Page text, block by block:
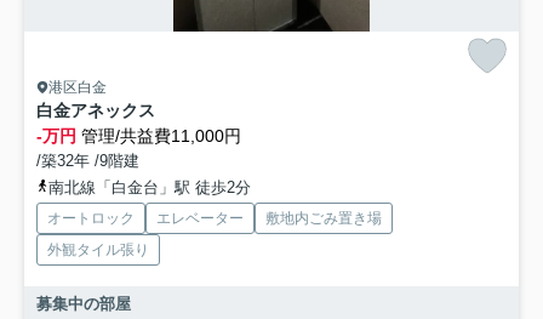
港区白金
白金アネックス
-万円 管理/共益費11,000円
/築32年 /9階建
南北線「白金台」駅 徒歩2分
オートロック エレベーター
敷地内ごみ置き場
外観タイル張り
募集中の部屋